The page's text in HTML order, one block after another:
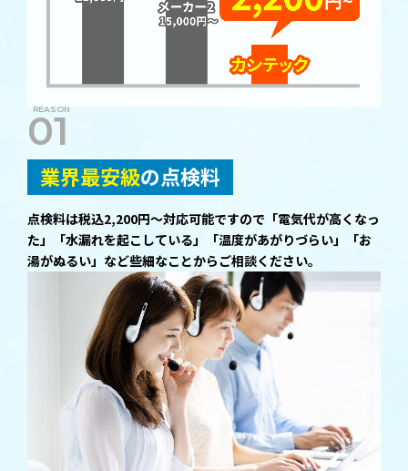
01
業界最安級の点検料
点検料は税込2,200円～対応可能ですので「電気代が高くなっ
た」「水漏れを起こしている」「温度があがりづらい」「お
湯がぬるい」など些細なことからご相談ください。